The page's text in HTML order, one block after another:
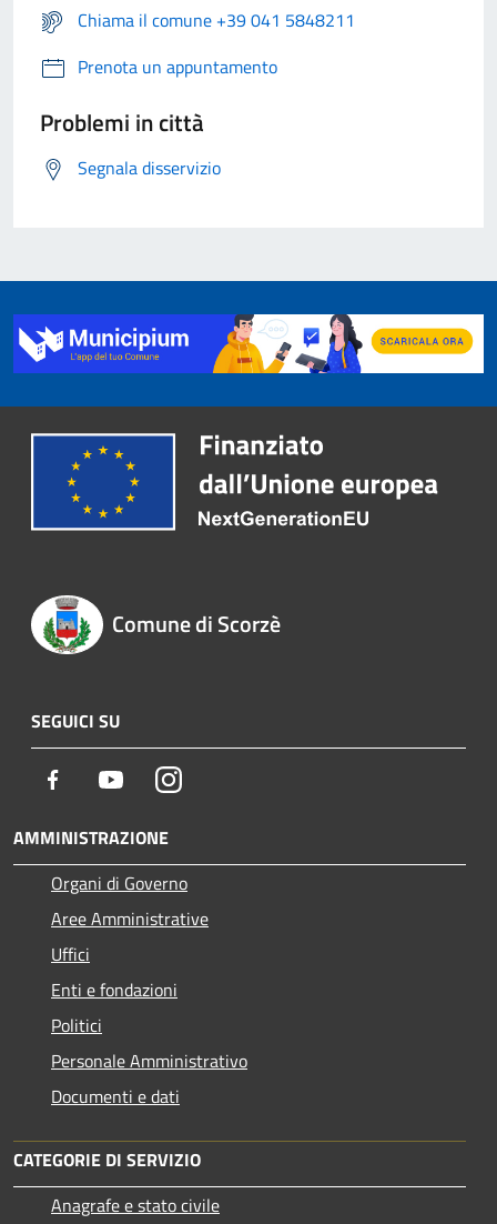
Chiama il comune +39 041 5848211
Prenota un appuntamento
Problemi in città
Segnala disservizio
Comune di Scorzè
SEGUICI SU
Facebook YoutubeInstagram
AMMINISTRAZIONE
Organi di Governo
Aree Amministrative
Uffici
Enti e fondazioni
Politici
Personale Amministrativo
Documenti e dati
CATEGORIE DI SERVIZIO
Anagrafe e stato civile